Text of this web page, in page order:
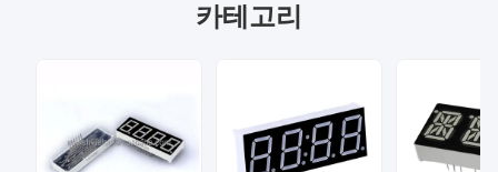
카테고리